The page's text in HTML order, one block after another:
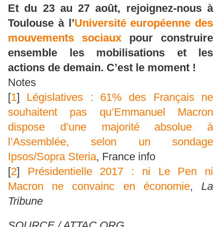
Et du 23 au 27 août, rejoignez-nous à
Toulouse à l’Université européenne des
mouvements sociaux pour construire
ensemble les mobilisations et les
actions de demain. C’est le moment !
Notes
[1] Législatives : 61% des Français ne
souhaitent pas qu’Emmanuel Macron
dispose d’une majorité absolue à
l’Assemblée, selon un sondage
Ipsos/Sopra Steria, France info
[2] Présidentielle 2017 : ni Le Pen ni
Macron ne convainc en économie, La
Tribune